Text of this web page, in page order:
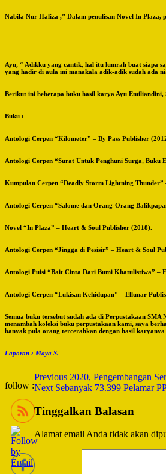
Nabila Nur Haliza ,” Dalam penulisan Novel In Plaza,
Ayu, “ Adikku yang cantik, hal itu lumrah buat siapa
yang hadir di aula ini manakala adik-adik sudah ada
Berikut ini beberapa buku hasil karya Ayu
Buku :
Antologi Cerpen “Kilometer” – By Pass Publisher
Antologi Cerpen “Surat Untuk Penghuni Surga, Buku
Kumpulan Cerpen “Deadly Storm Lightning Thunder”
Antologi Cerpen “Salome dan Orang-Orang
Novel “In Plaza” – Heart & Soul Publisher (2018).
Antologi Cerpen “Jingga di Pesisir” – Heart & Soul
Antologi Puisi “Bait Cinta Dari Bumi Khatulistiwa” –
Antologi Cerpen “Lukisan Kehidupan” – Ellunar
Semua buku tersebut sudah ada di Perpustakaan
menambah koleksi buku perpustakaan kami, saya
banyak pula orang tercerahkan dengan hasil
Laporan : Maya S.
follow :
Post
Navigation
Previous 2020, Pengembangan
Next Sebanyak 73.399 Pelamar
Tinggalkan Balasan
Alamat email Anda tidak akan